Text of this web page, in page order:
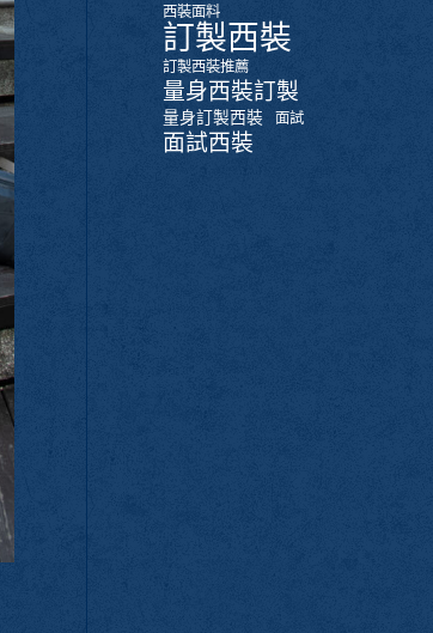
西裝面料
訂製西裝
訂製西裝推薦
量身西裝訂製
量身訂製西裝 面試
面試西裝